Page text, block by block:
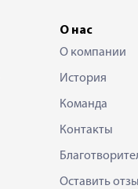
О нас
О компании
История
Команда
Контакты
Оставить